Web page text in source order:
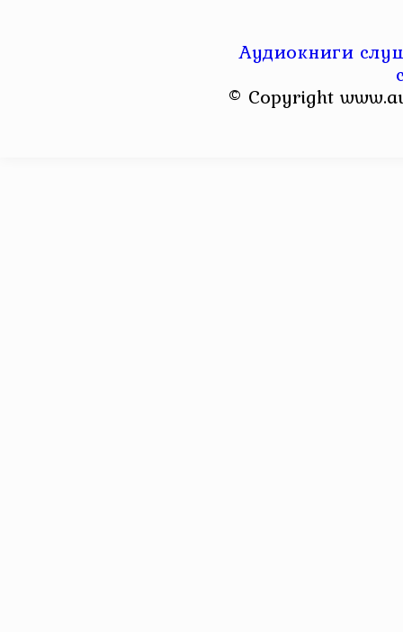
Аудиокниги
© Copyright